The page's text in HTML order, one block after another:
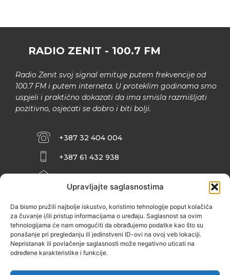
Upravljajte saglasnostima
Da bismo pružili najbolje iskustvo, koristimo tehnologije poput kolačića
za čuvanje i/ili pristup informacijama o uređaju. Saglasnost sa ovim
tehnologijama će nam omogućiti da obrađujemo podatke kao što su
ponašanje pri pregledanju ili jedinstveni ID-ovi na ovoj veb lokaciji.
Nepristanak ili povlačenje saglasnosti može negativno uticati na
određene karakteristike i funkcije.
RADIO ZENIT - 100.7 FM
Radio Zenit svoj signal emituje putem frekvencije od
100.7 FM i putem interneta. U proteklim godinama smo
uspjeli i praktično dokazati da ima smisla razmišljati
pozitivno, osjećati se dobro i biti bolji.
+387 32 404 004
+387 61 432 938
INFO@ZENIT.BA
ZENIČANKA, 3. SPRAT), 72000 ZENICA